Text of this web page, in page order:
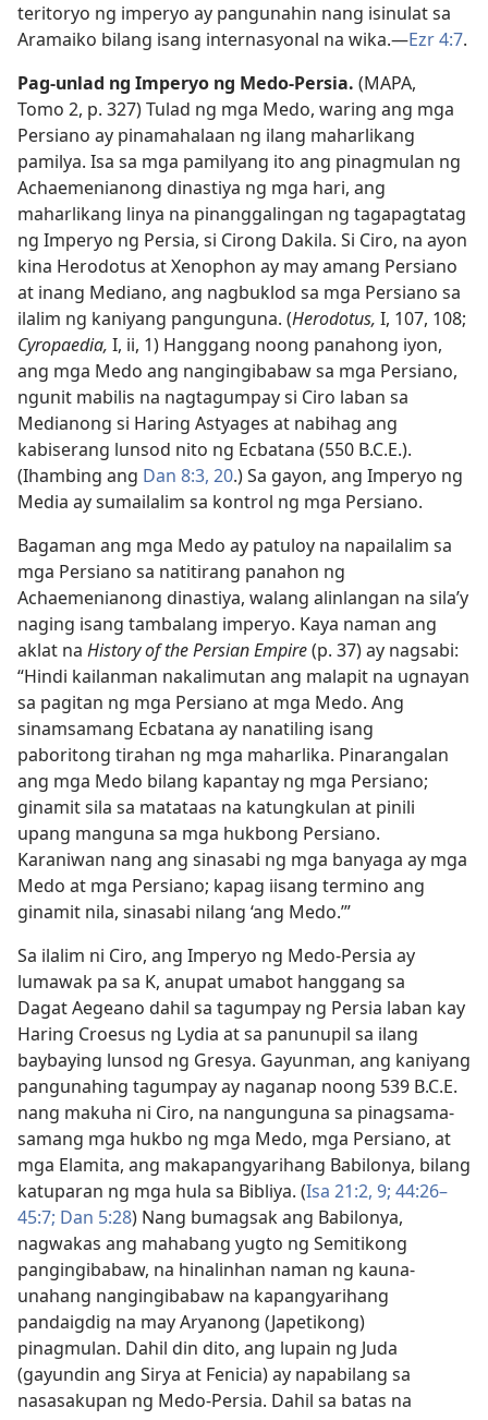
teritoryo ng imperyo ay pangunahin nang isinulat sa
Aramaiko bilang isang internasyonal na wika.​—Ezr 4:7.
Pag-unlad ng Imperyo ng Medo-Persia. (MAPA,
Tomo 2, p. 327) Tulad ng mga Medo, waring ang mga
Persiano ay pinamahalaan ng ilang maharlikang
pamilya. Isa sa mga pamilyang ito ang pinagmulan ng
Achaemenianong dinastiya ng mga hari, ang
maharlikang linya na pinanggalingan ng tagapagtatag
ng Imperyo ng Persia, si Cirong Dakila. Si Ciro, na ayon
kina Herodotus at Xenophon ay may amang Persiano
at inang Mediano, ang nagbuklod sa mga Persiano sa
ilalim ng kaniyang pangunguna. (Herodotus, I, 107, 108;
Cyropaedia, I, ii, 1) Hanggang noong panahong iyon,
ang mga Medo ang nangingibabaw sa mga Persiano,
ngunit mabilis na nagtagumpay si Ciro laban sa
Medianong si Haring Astyages at nabihag ang
kabiserang lunsod nito ng Ecbatana (550 B.C.E.).
(Ihambing ang Dan 8:3, 20.) Sa gayon, ang Imperyo ng
Media ay sumailalim sa kontrol ng mga Persiano.
Bagaman ang mga Medo ay patuloy na napailalim sa
mga Persiano sa natitirang panahon ng
Achaemenianong dinastiya, walang alinlangan na sila’y
naging isang tambalang imperyo. Kaya naman ang
aklat na History of the Persian Empire(p. 37) ay nagsabi:
“Hindi kailanman nakalimutan ang malapit na ugnayan
sa pagitan ng mga Persiano at mga Medo. Ang
sinamsamang Ecbatana ay nanatiling isang
paboritong tirahan ng mga maharlika. Pinarangalan
ang mga Medo bilang kapantay ng mga Persiano;
ginamit sila sa matataas na katungkulan at pinili
upang manguna sa mga hukbong Persiano.
Karaniwan nang ang sinasabi ng mga banyaga ay mga
Medo at mga Persiano; kapag iisang termino ang
ginamit nila, sinasabi nilang ‘ang Medo.’⁠”
Sa ilalim ni Ciro, ang Imperyo ng Medo-Persia ay
lumawak pa sa K, anupat umabot hanggang sa
Dagat Aegeano dahil sa tagumpay ng Persia laban kay
Haring Croesus ng Lydia at sa panunupil sa ilang
baybaying lunsod ng Gresya. Gayunman, ang kaniyang
pangunahing tagumpay ay naganap noong 539 B.C.E.
nang makuha ni Ciro, na nangunguna sa pinagsama-
samang mga hukbo ng mga Medo, mga Persiano, at
mga Elamita, ang makapangyarihang Babilonya, bilang
katuparan ng mga hula sa Bibliya. (Isa 21:2, 9; 44:26–
45:7; Dan 5:28) Nang bumagsak ang Babilonya,
nagwakas ang mahabang yugto ng Semitikong
pangingibabaw, na hinalinhan naman ng kauna-
unahang nangingibabaw na kapangyarihang
pandaigdig na may Aryanong (Japetikong)
pinagmulan. Dahil din dito, ang lupain ng Juda
(gayundin ang Sirya at Fenicia) ay napabilang sa
nasasakupan ng Medo-Persia. Dahil sa batas na